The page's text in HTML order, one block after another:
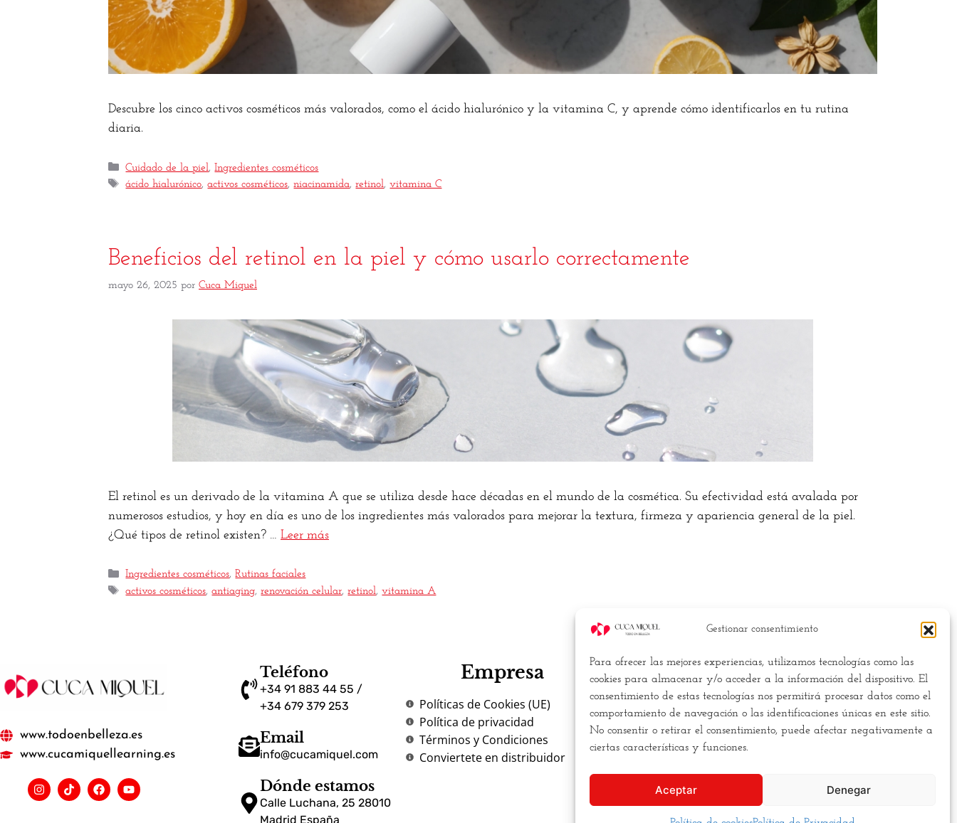
Gestionar consentimiento
Para ofrecer las mejores experiencias, utilizamos tecnologías como las
cookies para almacenar y/o acceder a la información del dispositivo. El
consentimiento de estas tecnologías nos permitirá procesar datos como el
comportamiento de navegación o las identificaciones únicas en este sitio.
No consentir o retirar el consentimiento, puede afectar negativamente a
ciertas características y funciones.
Aceptar Denegar
Descubre los cinco activos cosméticos más valorados, como el ácido hialurónico y la vitamina C, y aprende cómo identificarlos en tu rutina
diaria.
Cuidado de la piel,Ingredientes cosméticos
ácido hialurónico,activos cosméticos,niacinamida,retinol,vitamina C
Beneficios del retinol en la piel y cómo usarlo correctamente
mayo 26, 2025 por Cuca Miquel
El retinol es un derivado de la vitamina A que se utiliza desde hace décadas en el mundo de la cosmética. Su efectividad está avalada por
numerosos estudios, y hoy en día es uno de los ingredientes más valorados para mejorar la textura, firmeza y apariencia general de la piel.
¿Qué tipos de retinol existen? … Leer más
Ingredientes cosméticos,Rutinas faciales
activos cosméticos,antiaging,renovación celular,retinol,vitamina A
www.todoenbelleza.es
www.cucamiquellearning.es
Teléfono
+34 91 883 44 55 /
+34 679 379 253
Email
info@cucamiquel.com
Dónde estamos
Calle Luchana, 25 28010
Madrid España
Empresa
Políticas de Cookies (UE)
Política de privacidad
Términos y Condiciones
Conviertete en distribuidor
Buscamos laexcelencia, y para
ello necesitamosromper los
moldes . Hacemos la estética de
una forma diferente,más cercana,
más clara, y más asequible